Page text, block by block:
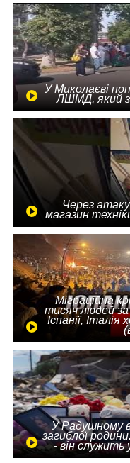
У Миколаєві
ЛШМД, який
Через
магазин
Міграційна
тисяч людей
Іспанії,
У Радушному
загиблої
- він служить